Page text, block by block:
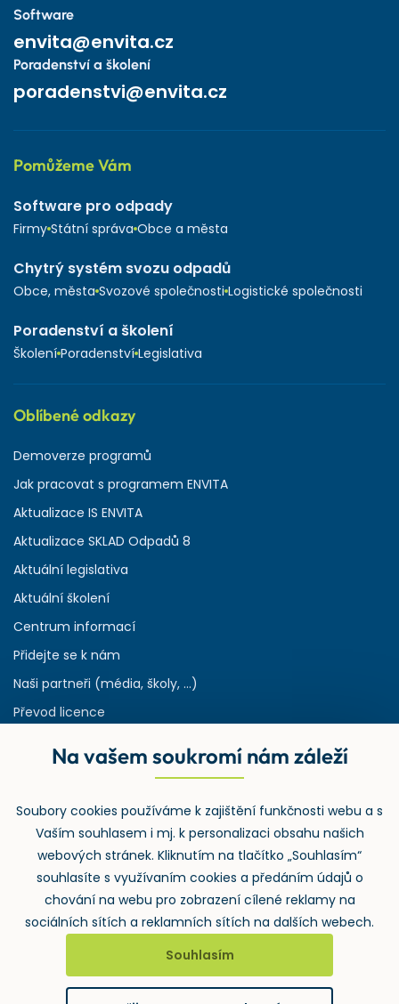
Software
envita@envita.cz
Poradenství a školení
poradenstvi@envita.cz
Pomůžeme Vám
Software pro odpady
Firmy Státní správa Obce a města
Chytrý systém svozu odpadů
Obce, města Svozové společnosti Logistické společnosti
Poradenství a školení
Školení Poradenství Legislativa
Oblíbené odkazy
Demoverze programů
Jak pracovat s programem ENVITA
Aktualizace IS ENVITA
Aktualizace SKLAD Odpadů 8
Aktuální legislativa
Aktuální školení
Centrum informací
Přidejte se k nám
Naši partneři (média, školy, ...)
Převod licence
Rejstřík používaných zkratek v odpadech
Zpětný odběr
Wolters Kluwer ČR, a.s., U nákladového nádraží 3265/10,
130 00 Praha 3 – Strašnice
Na vašem soukromí nám záleží
Soubory cookies používáme k zajištění funkčnosti webu a s
Vaším souhlasem i mj. k personalizaci obsahu našich
webových stránek. Kliknutím na tlačítko „Souhlasím“
souhlasíte s využívaním cookies a předáním údajů o
chování na webu pro zobrazení cílené reklamy na
sociálních sítích a reklamních sítích na dalších webech.
Souhlasím